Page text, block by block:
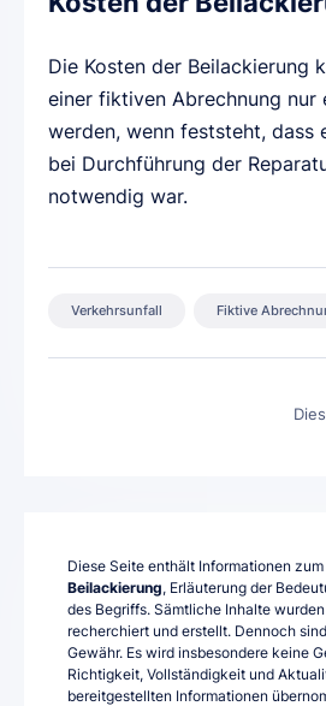
Die Kosten der Beilackierung
einer fiktiven Abrechnung nur
werden, wenn feststeht, dass
bei Durchführung der
notwendig war.
Verkehrsunfall Fiktive
Diese Seite enthält Informationen zum
Beilackierung, Erläuterung der
des Begriffs. Sämtliche Inhalte
recherchiert und erstellt. Dennoch
Gewähr. Es wird insbesondere keine
Richtigkeit, Vollständigkeit und
bereitgestellten Informationen